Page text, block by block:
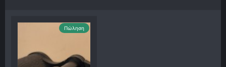
Πώληση